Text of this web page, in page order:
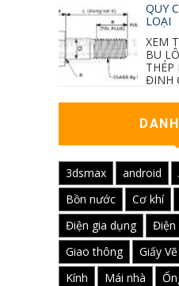
QUY
LOẠI
XEM
BU
THÉP
ĐINH
3dsmax android
Bồn nước
Cơ khí
Điện gia dụng
Điện
Giao thông
Giấy Vẽ
Kính
Mái nhà